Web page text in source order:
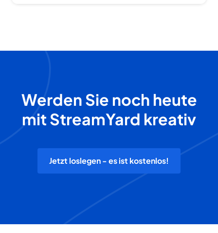
Werden Sie noch heute
mit StreamYard kreativ
Jetzt loslegen - es ist kostenlos!